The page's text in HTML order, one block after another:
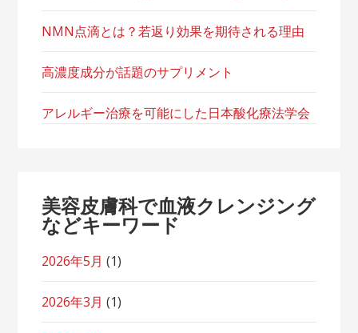
NMN点滴とは？若返り効果を期待される理由
高濃度成分が話題のサプリメント
アレルギー治療を可能にした日本酸化療法学会
美容皮膚科で血液クレンジング
などキーワード
2026年5月 (1)
2026年3月 (1)